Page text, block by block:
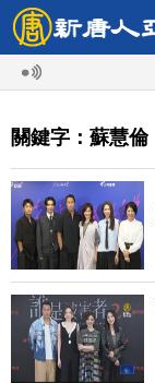
關鍵字：蘇慧倫